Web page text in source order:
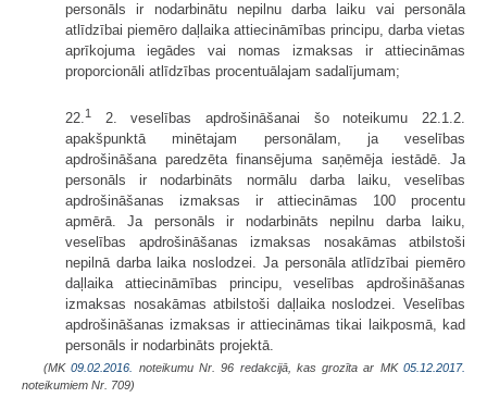
personāls ir nodarbinātu nepilnu darba laiku vai personāla
atlīdzībai piemēro daļlaika attiecināmības principu, darba vietas
aprīkojuma iegādes vai nomas izmaksas ir attiecināmas
proporcionāli atlīdzības procentuālajam sadalījumam;
22.1
2. veselības apdrošināšanai šo noteikumu 22.1.2.
apakšpunktā minētajam personālam, ja veselības
apdrošināšana paredzēta finansējuma saņēmēja iestādē. Ja
personāls ir nodarbināts normālu darba laiku, veselības
apdrošināšanas izmaksas ir attiecināmas 100 procentu
apmērā. Ja personāls ir nodarbināts nepilnu darba laiku,
veselības apdrošināšanas izmaksas nosakāmas atbilstoši
nepilnā darba laika noslodzei. Ja personāla atlīdzībai piemēro
daļlaika attiecināmības principu, veselības apdrošināšanas
izmaksas nosakāmas atbilstoši daļlaika noslodzei. Veselības
apdrošināšanas izmaksas ir attiecināmas tikai laikposmā, kad
personāls ir nodarbināts projektā.
(MK09.02.2016. noteikumu Nr. 96 redakcijā, kas grozīta ar MK05.12.2017.
noteikumiem Nr. 709)